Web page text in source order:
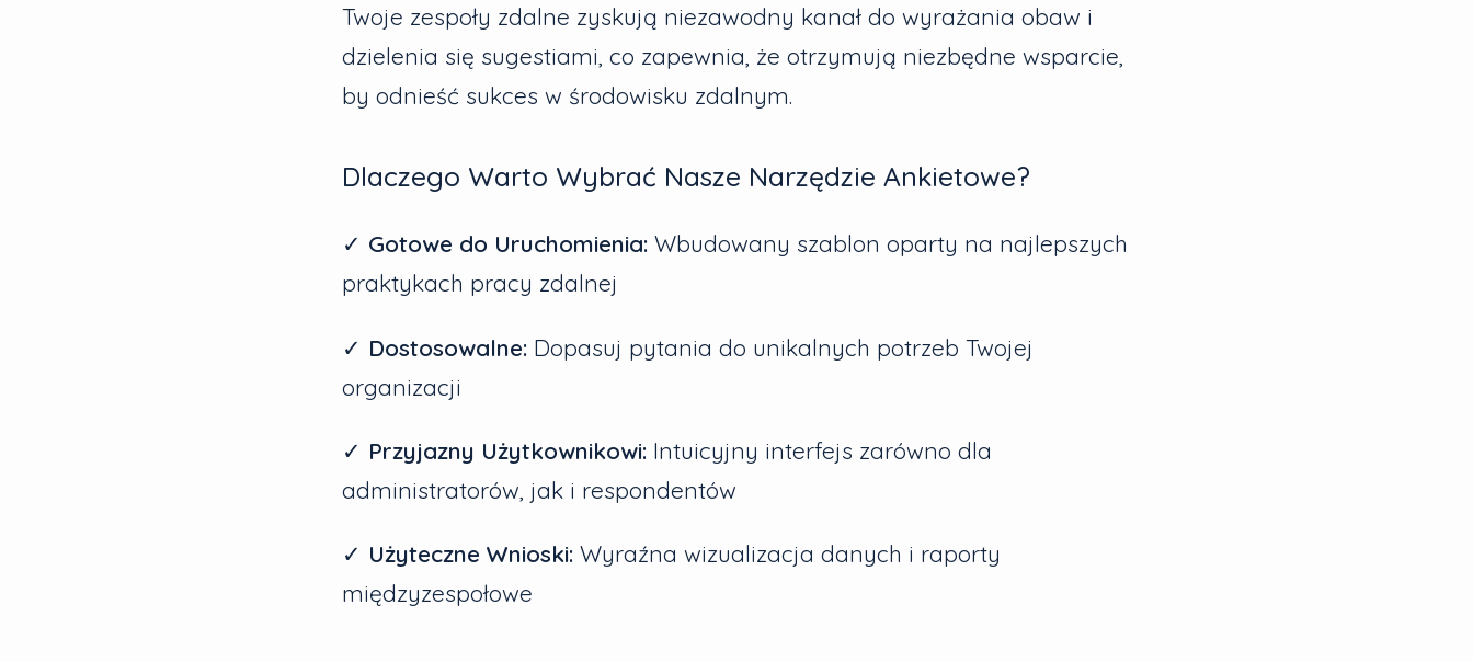
Twoje zespoły zdalne zyskują niezawodny kanał do wyrażania obaw i
dzielenia się sugestiami, co zapewnia, że otrzymują niezbędne wsparcie,
by odnieść sukces w środowisku zdalnym.
Dlaczego Warto Wybrać Nasze Narzędzie Ankietowe?
✓ Gotowe do Uruchomienia: Wbudowany szablon oparty na najlepszych
praktykach pracy zdalnej
✓ Dostosowalne: Dopasuj pytania do unikalnych potrzeb Twojej
organizacji
✓ Przyjazny Użytkownikowi: Intuicyjny interfejs zarówno dla
administratorów, jak i respondentów
✓ Użyteczne Wnioski: Wyraźna wizualizacja danych i raporty
międzyzespołowe